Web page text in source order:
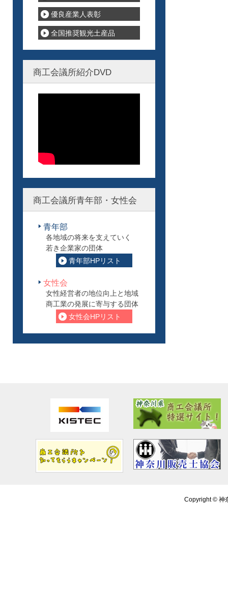
優良産業人表彰
全国推奨観光土産品
商工会議所紹介DVD
商工会議所青年部・女性会
青年部
各地域の将来を支えていく
若き企業家の団体
青年部HPリスト
女性会
女性経営者の地位向上と地域
商工業の発展に寄与する団体
女性会HPリスト
Copyright © 神